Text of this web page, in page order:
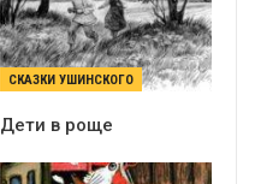
СКАЗКИ УШИНСКОГО
Дети в роще